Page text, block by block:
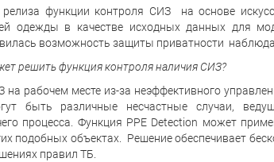
функции контроля СИЗ на основе
одежды в качестве исходных данных для
возможность защиты приватности
решить функция контроля наличия СИЗ?
рабочем месте из-за неэффективного
быть различные несчастные случаи,
процесса. Функция PPE Detection может
подобных объектах. Решение обеспечивает
правил ТБ.